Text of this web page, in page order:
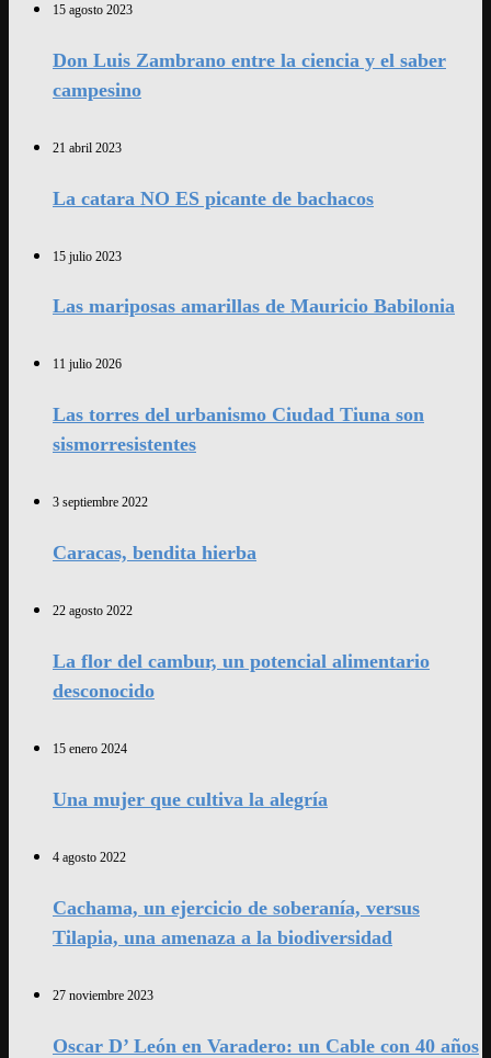
15 agosto 2023
Don Luis Zambrano entre la ciencia y el saber
campesino
21 abril 2023
La catara NO ES picante de bachacos
15 julio 2023
Las mariposas amarillas de Mauricio Babilonia
11 julio 2026
Las torres del urbanismo Ciudad Tiuna son
sismorresistentes
3 septiembre 2022
Caracas, bendita hierba
22 agosto 2022
La flor del cambur, un potencial alimentario
desconocido
15 enero 2024
Una mujer que cultiva la alegría
4 agosto 2022
Cachama, un ejercicio de soberanía, versus
Tilapia, una amenaza a la biodiversidad
27 noviembre 2023
Oscar D’ León en Varadero: un Cable con 40 años